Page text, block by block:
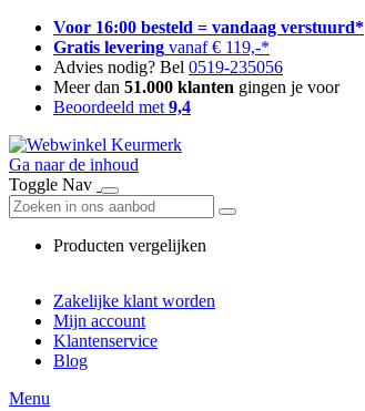
Voor 16:00 besteld = vandaag verstuurd*
Gratis levering vanaf € 119,-*
Advies nodig? Bel 0519-235056
Meer dan 51.000 klanten gingen je voor
Beoordeeld met 9,4
Ga naar de inhoud
Toggle Nav
Producten vergelijken
Zakelijke klant worden
Mijn account
Klantenservice
Blog
Menu